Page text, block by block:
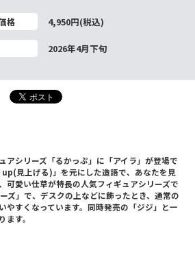
格 4,950円(税込)
2026年4月下旬
アシリーズ「るかっぷ」に「アイラ」が登場で
見上げる)」を元にした造語で、あなたを見
可愛い仕草が特長の人気フィギュアシリーズで
ズ」で、デスクの上などに飾ったとき、通常の
やすくなっています。同時発売の「ジジ」と一
す。